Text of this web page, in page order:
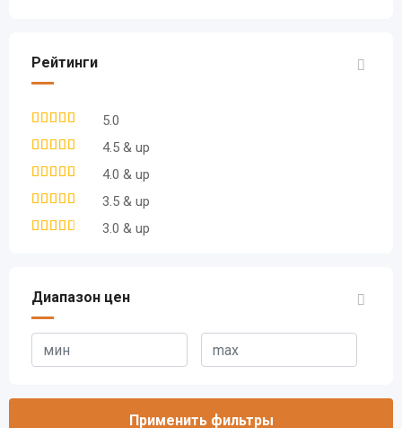
Рейтинги
5.0
4.5 & up
4.0 & up
3.5 & up
3.0 & up
Диапазон цен
Применить фильтры